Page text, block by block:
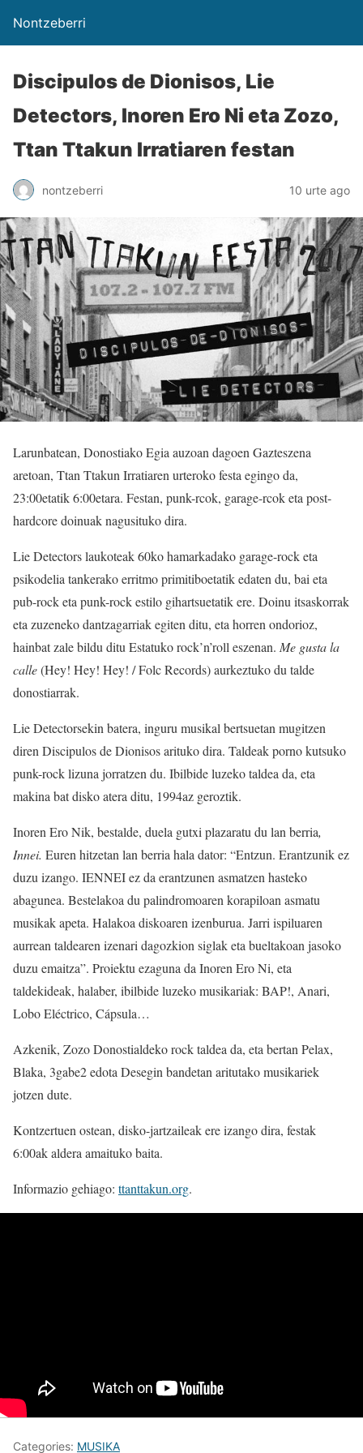
Nontzeberri
Discipulos de Dionisos, Lie
Detectors, Inoren Ero Ni eta Zozo,
Ttan Ttakun Irratiaren festan
nontzeberri 10 urte ago
Larunbatean, Donostiako Egia auzoan dagoen Gazteszena
aretoan, Ttan Ttakun Irratiaren urteroko festa egingo da,
23:00etatik 6:00etara. Festan, punk-rcok, garage-rcok eta post-
hardcore doinuak nagusituko dira.
Lie Detectors laukoteak 60ko hamarkadako garage-rock eta
psikodelia tankerako erritmo primitiboetatik edaten du, bai eta
pub-rock eta punk-rock estilo gihartsuetatik ere. Doinu itsaskorrak
eta zuzeneko dantzagarriak egiten ditu, eta horren ondorioz,
hainbat zale bildu ditu Estatuko rock’n’roll eszenan. Me gusta la
calle(Hey! Hey! Hey! / Folc Records) aurkeztuko du talde
donostiarrak.
Lie Detectorsekin batera, inguru musikal bertsuetan mugitzen
diren Discipulos de Dionisos arituko dira. Taldeak porno kutsuko
punk-rock lizuna jorratzen du. Ibilbide luzeko taldea da, eta
makina bat disko atera ditu, 1994az geroztik.
Inoren Ero Nik, bestalde, duela gutxi plazaratu du lan berria,
Innei. Euren hitzetan lan berria hala dator: “Entzun. Erantzunik ez
duzu izango. IENNEI ez da erantzunen asmatzen hasteko
abagunea. Bestelakoa du palindromoaren korapiloan asmatu
musikak apeta. Halakoa diskoaren izenburua. Jarri ispiluaren
aurrean taldearen izenari dagozkion siglak eta bueltakoan jasoko
duzu emaitza”. Proiektu ezaguna da Inoren Ero Ni, eta
taldekideak, halaber, ibilbide luzeko musikariak: BAP!, Anari,
Lobo Eléctrico, Cápsula…
Azkenik, Zozo Donostialdeko rock taldea da, eta bertan Pelax,
Blaka, 3gabe2 edota Desegin bandetan aritutako musikariek
jotzen dute.
Kontzertuen ostean, disko-jartzaileak ere izango dira, festak
6:00ak aldera amaituko baita.
Informazio gehiago: ttanttakun.org.
Categories: MUSIKA